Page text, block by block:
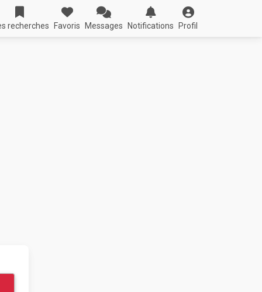
recherches Favoris Messages Notifications Profil